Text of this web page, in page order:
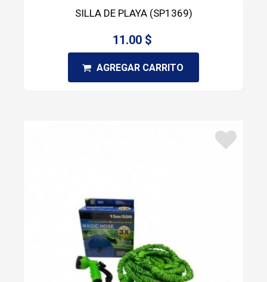
SILLA DE PLAYA (SP1369)
11.00 $
AGREGAR CARRITO